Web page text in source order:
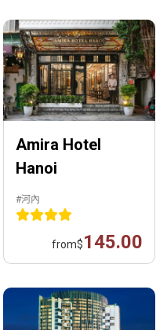
Amira Hotel
Hanoi
#河內
from$145.00